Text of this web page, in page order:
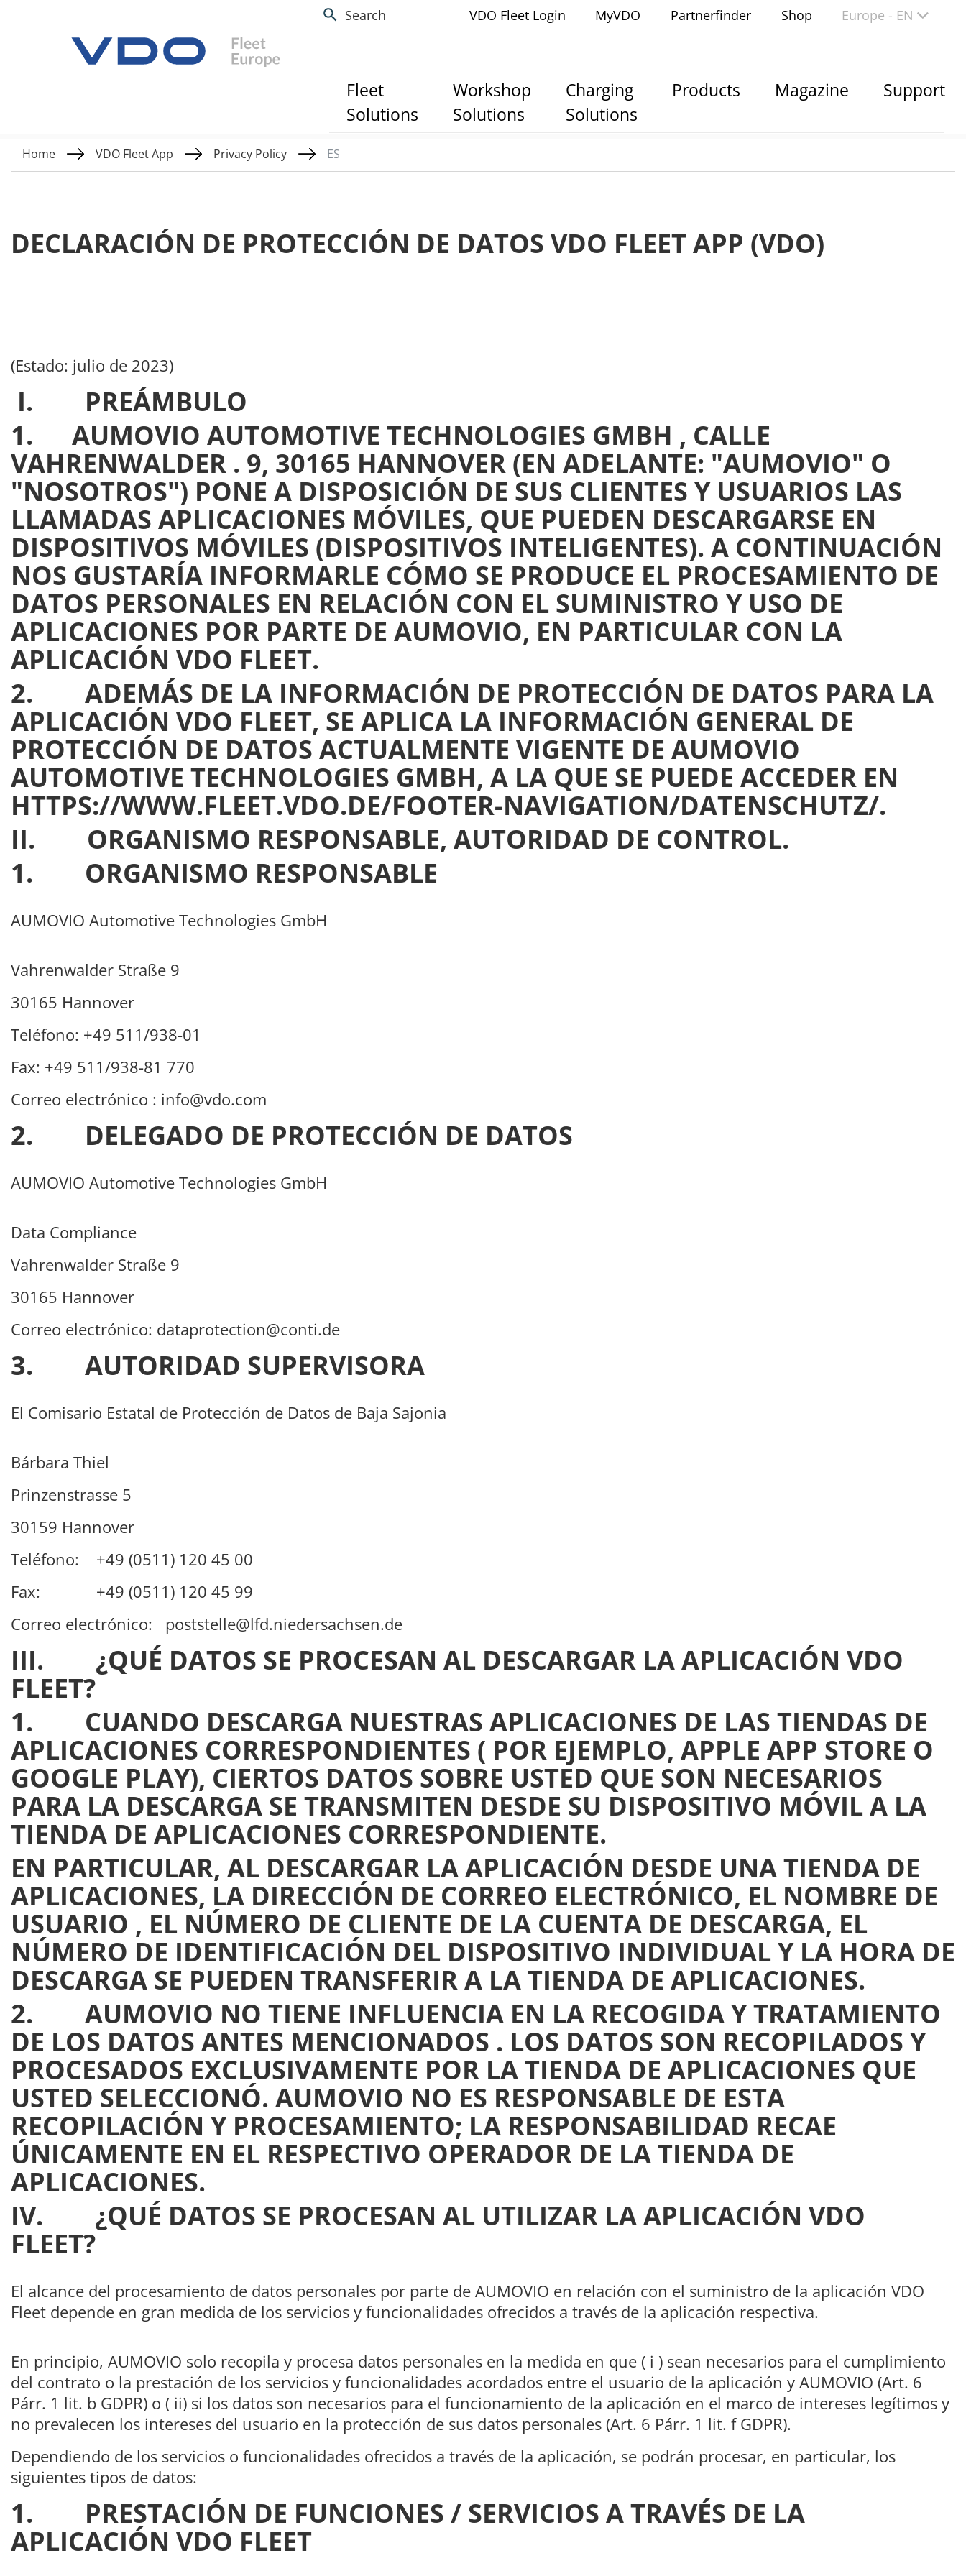
Search VDO Fleet Login MyVDO Partnerfinder Shop Europe - EN
Fleet
Solutions
Workshop
Solutions
Charging
Solutions
Products Magazine Support
Home VDO Fleet App Privacy Policy ES
DECLARACIÓN DE PROTECCIÓN DE DATOS VDO FLEET APP (VDO)
(Estado: julio de 2023)
I. PREÁMBULO
1. AUMOVIO AUTOMOTIVE TECHNOLOGIES GMBH , CALLE
VAHRENWALDER . 9, 30165 HANNOVER (EN ADELANTE: "AUMOVIO" O
"NOSOTROS") PONE A DISPOSICIÓN DE SUS CLIENTES Y USUARIOS LAS
LLAMADAS APLICACIONES MÓVILES, QUE PUEDEN DESCARGARSE EN
DISPOSITIVOS MÓVILES (DISPOSITIVOS INTELIGENTES). A CONTINUACIÓN
NOS GUSTARÍA INFORMARLE CÓMO SE PRODUCE EL PROCESAMIENTO DE
DATOS PERSONALES EN RELACIÓN CON EL SUMINISTRO Y USO DE
APLICACIONES POR PARTE DE AUMOVIO, EN PARTICULAR CON LA
APLICACIÓN VDO FLEET.
2. ADEMÁS DE LA INFORMACIÓN DE PROTECCIÓN DE DATOS PARA LA
APLICACIÓN VDO FLEET, SE APLICA LA INFORMACIÓN GENERAL DE
PROTECCIÓN DE DATOS ACTUALMENTE VIGENTE DE AUMOVIO
AUTOMOTIVE TECHNOLOGIES GMBH, A LA QUE SE PUEDE ACCEDER EN
HTTPS://WWW.FLEET.VDO.DE/FOOTER-NAVIGATION/DATENSCHUTZ/.
II. ORGANISMO RESPONSABLE, AUTORIDAD DE CONTROL.
1. ORGANISMO RESPONSABLE
AUMOVIO Automotive Technologies GmbH
Vahrenwalder Straße 9
30165 Hannover
Teléfono: +49 511/938-01
Fax: +49 511/938-81 770
Correo electrónico : info@vdo.com
2. DELEGADO DE PROTECCIÓN DE DATOS
AUMOVIO Automotive Technologies GmbH
Data Compliance
Vahrenwalder Straße 9
30165 Hannover
Correo electrónico: dataprotection@conti.de
3. AUTORIDAD SUPERVISORA
El Comisario Estatal de Protección de Datos de Baja Sajonia
Bárbara Thiel
Prinzenstrasse 5
30159 Hannover
Teléfono: +49 (0511) 120 45 00
Fax: +49 (0511) 120 45 99
Correo electrónico: poststelle@lfd.niedersachsen.de
III. ¿QUÉ DATOS SE PROCESAN AL DESCARGAR LA APLICACIÓN VDO
FLEET?
1. CUANDO DESCARGA NUESTRAS APLICACIONES DE LAS TIENDAS DE
APLICACIONES CORRESPONDIENTES ( POR EJEMPLO, APPLE APP STORE O
GOOGLE PLAY), CIERTOS DATOS SOBRE USTED QUE SON NECESARIOS
PARA LA DESCARGA SE TRANSMITEN DESDE SU DISPOSITIVO MÓVIL A LA
TIENDA DE APLICACIONES CORRESPONDIENTE.
EN PARTICULAR, AL DESCARGAR LA APLICACIÓN DESDE UNA TIENDA DE
APLICACIONES, LA DIRECCIÓN DE CORREO ELECTRÓNICO, EL NOMBRE DE
USUARIO , EL NÚMERO DE CLIENTE DE LA CUENTA DE DESCARGA, EL
NÚMERO DE IDENTIFICACIÓN DEL DISPOSITIVO INDIVIDUAL Y LA HORA DE
DESCARGA SE PUEDEN TRANSFERIR A LA TIENDA DE APLICACIONES.
2. AUMOVIO NO TIENE INFLUENCIA EN LA RECOGIDA Y TRATAMIENTO
DE LOS DATOS ANTES MENCIONADOS . LOS DATOS SON RECOPILADOS Y
PROCESADOS EXCLUSIVAMENTE POR LA TIENDA DE APLICACIONES QUE
USTED SELECCIONÓ. AUMOVIO NO ES RESPONSABLE DE ESTA
RECOPILACIÓN Y PROCESAMIENTO; LA RESPONSABILIDAD RECAE
ÚNICAMENTE EN EL RESPECTIVO OPERADOR DE LA TIENDA DE
APLICACIONES.
IV. ¿QUÉ DATOS SE PROCESAN AL UTILIZAR LA APLICACIÓN VDO
FLEET?
El alcance del procesamiento de datos personales por parte de AUMOVIO en relación con el suministro de la aplicación VDO
Fleet depende en gran medida de los servicios y funcionalidades ofrecidos a través de la aplicación respectiva.
En principio, AUMOVIO solo recopila y procesa datos personales en la medida en que ( i ) sean necesarios para el cumplimiento
del contrato o la prestación de los servicios y funcionalidades acordados entre el usuario de la aplicación y AUMOVIO (Art. 6
Párr. 1 lit. b GDPR) o ( ii) si los datos son necesarios para el funcionamiento de la aplicación en el marco de intereses legítimos y
no prevalecen los intereses del usuario en la protección de sus datos personales (Art. 6 Párr. 1 lit. f GDPR).
Dependiendo de los servicios o funcionalidades ofrecidos a través de la aplicación, se podrán procesar, en particular, los
siguientes tipos de datos:
1. PRESTACIÓN DE FUNCIONES / SERVICIOS A TRAVÉS DE LA
APLICACIÓN VDO FLEET